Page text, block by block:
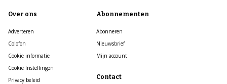
Over ons
Adverteren
Colofon
Cookie informatie
Cookie Instellingen
Privacy beleid
Abonnementen
Abonneren
Nieuwsbrief
Mijn account
Contact